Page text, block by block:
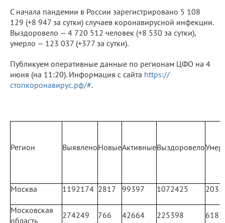
С начала пандемии в России зарегистрировано 5 108
129 (+8 947 за сутки) случаев коронавирусной инфекции.
Выздоровело — 4 720 512 человек (+8 530 за сутки),
умерло — 123 037 (+377 за сутки).
Публикуем оперативные данные по регионам ЦФО на 4
июня (на 11:20). Информация с сайта https://
стопкоронавирус.рф/#.
Регион ВыявленоНовыеАктивныеВыздоровело
Москва 1192174 2817 99397 1072425
Московская
область
274249 766 42664 225398 6187